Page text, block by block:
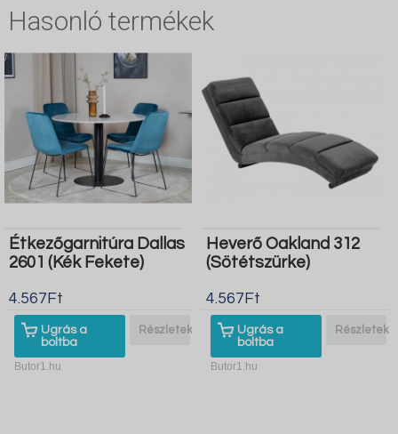
Hasonló termékek
Étkezőgarnitúra Dallas
2601 (Kék Fekete)
4.567Ft
Ugrás a
boltba
Részletek
Butor1.hu
Heverő Oakland 312
(Sötétszürke)
4.567Ft
Ugrás a
boltba
Részletek
Butor1.hu